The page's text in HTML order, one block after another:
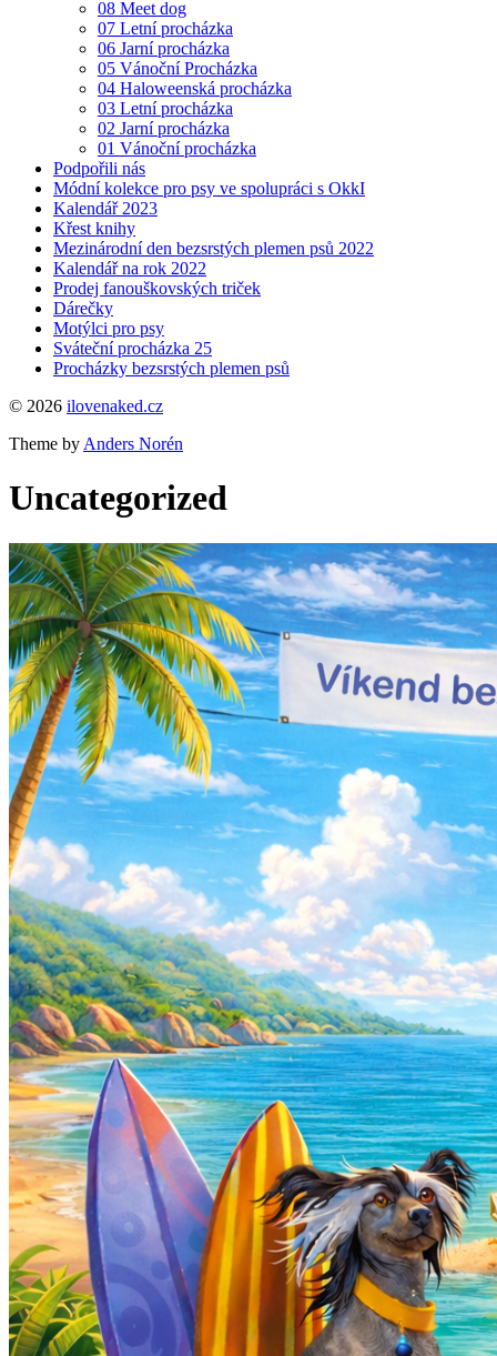
08 Meet dog
07 Letní procházka
06 Jarní procházka
05 Vánoční Procházka
04 Haloweenská procházka
03 Letní procházka
02 Jarní procházka
01 Vánoční procházka
Podpořili nás
Módní kolekce pro psy ve spolupráci s OkkI
Kalendář 2023
Křest knihy
Mezinárodní den bezsrstých plemen psů 2022
Kalendář na rok 2022
Prodej fanouškovských triček
Dárečky
Motýlci pro psy
Sváteční procházka 25
Procházky bezsrstých plemen psů
© 2026 ilovenaked.cz
Theme by Anders Norén
Uncategorized